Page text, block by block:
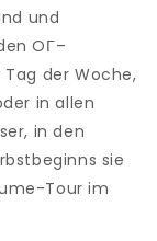
und
OГ–
der Woche,
in allen
in den
sie
Tour im